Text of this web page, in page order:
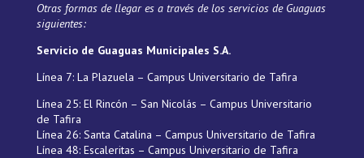
Otras formas de llegar es a través de los servicios de Guaguas
siguientes:
Servicio de Guaguas Municipales S.A.
Línea 7: La Plazuela – Campus Universitario de Tafira
Línea 25: El Rincón – San Nicolás – Campus Universitario
de Tafira
Línea 26: Santa Catalina – Campus Universitario de Tafira
Línea 48: Escaleritas – Campus Universitario de Tafira